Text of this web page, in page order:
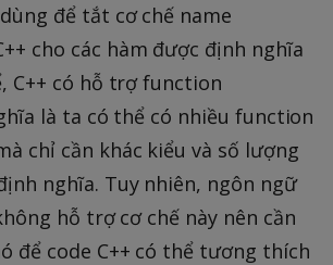
để tắt cơ chế name
cho các hàm được định nghĩa
C++ có hỗ trợ function
là ta có thể có nhiều function
chỉ cần khác kiểu và số lượng
nghĩa. Tuy nhiên, ngôn ngữ
hỗ trợ cơ chế này nên cần
để code C++ có thể tương thích